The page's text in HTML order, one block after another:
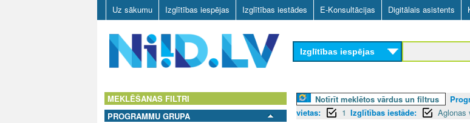
Skip
to
main
content
Uz sākumu Izglītības iespējas Izglītības iestādes E-Konsultācijas Digitālais asistents
Izglītības iespējas
MEKLĒŠANAS FILTRI
PROGRAMMU GRUPA
Notīrīt meklētos vārdus un filtrus
vietas:
1 Izglītības iestāde: Aglonas